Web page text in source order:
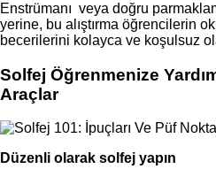
Enstrümanı veya doğru
yerine, bu alıştırma öğrencilerin
becerilerini kolayca ve koşulsuz
Solfej Öğrenmenize
Araçlar
Düzenli olarak solfej yapın